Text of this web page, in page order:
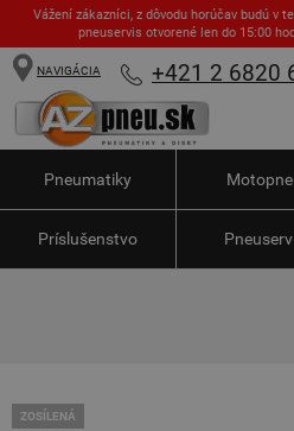
Vážení zákazníci, z dôvodu horúčav budú v
pneuservis otvorené len do 15:00
NAVIGÁCIA +421 2 6820
Pneumatiky
Príslušenstvo
ZOSÍLENÁ